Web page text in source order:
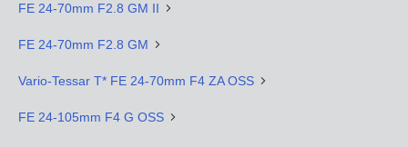
FE 24-70mm F2.8 GM II
FE 24-70mm F2.8 GM
Vario-Tessar T* FE 24-70mm F4 ZA OSS
FE 24-105mm F4 G OSS